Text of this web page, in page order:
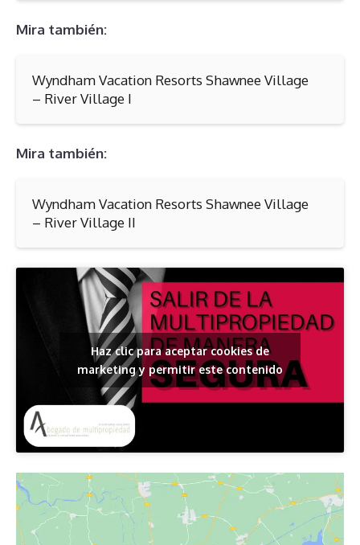
Mira también:
Wyndham Vacation Resorts Shawnee Village
– River Village I
Mira también:
Wyndham Vacation Resorts Shawnee Village
– River Village II
Haz clic para aceptar cookies de
marketing y permitir este contenido